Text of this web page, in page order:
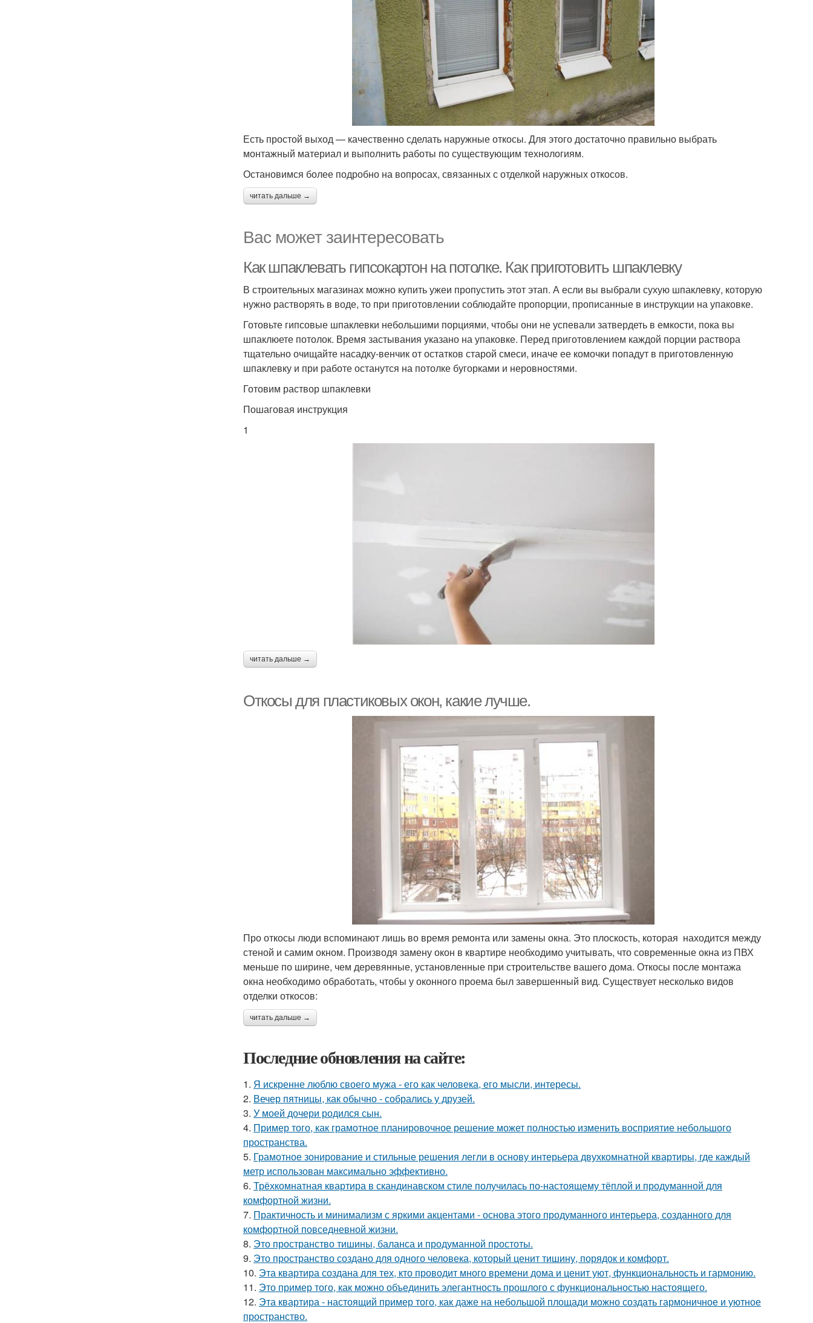
Есть простой выход — качественно сделать наружные откосы. Для этого достаточно правильно выбрать
монтажный материал и выполнить работы по существующим технологиям.
Остановимся более подробно на вопросах, связанных с отделкой наружных откосов.
читать дальше →
Вас может заинтересовать
Как шпаклевать гипсокартон на потолке. Как приготовить шпаклевку
В строительных магазинах можно купить ужеи пропустить этот этап. А если вы выбрали сухую шпаклевку, которую
нужно растворять в воде, то при приготовлении соблюдайте пропорции, прописанные в инструкции на упаковке.
Готовьте гипсовые шпаклевки небольшими порциями, чтобы они не успевали затвердеть в емкости, пока вы
шпаклюете потолок. Время застывания указано на упаковке. Перед приготовлением каждой порции раствора
тщательно очищайте насадку-венчик от остатков старой смеси, иначе ее комочки попадут в приготовленную
шпаклевку и при работе останутся на потолке бугорками и неровностями.
Готовим раствор шпаклевки
Пошаговая инструкция
1
читать дальше →
Откосы для пластиковых окон, какие лучше.
Про откосы люди вспоминают лишь во время ремонта или замены окна. Это плоскость, которая находится между
стеной и самим окном. Производя замену окон в квартире необходимо учитывать, что современные окна из ПВХ
меньше по ширине, чем деревянные, установленные при строительстве вашего дома. Откосы после монтажа
окна необходимо обработать, чтобы у оконного проема был завершенный вид. Существует несколько видов
отделки откосов:
читать дальше →
Последние обновления на сайте:
1. Я искренне люблю своего мужа - его как человека, его мысли, интересы.
2. Вечер пятницы, как обычно - собрались у друзей.
3. У моей дочери родился сын.
4. Пример того, как грамотное планировочное решение может полностью изменить восприятие небольшого
пространства.
5. Грамотное зонирование и стильные решения легли в основу интерьера двухкомнатной квартиры, где каждый
метр использован максимально эффективно.
6. Трёхкомнатная квартира в скандинавском стиле получилась по-настоящему тёплой и продуманной для
комфортной жизни.
7. Практичность и минимализм с яркими акцентами - основа этого продуманного интерьера, созданного для
комфортной повседневной жизни.
8. Это пространство тишины, баланса и продуманной простоты.
9. Это пространство создано для одного человека, который ценит тишину, порядок и комфорт.
10. Эта квартира создана для тех, кто проводит много времени дома и ценит уют, функциональность и гармонию.
11. Это пример того, как можно объединить элегантность прошлого с функциональностью настоящего.
12. Эта квартира - настоящий пример того, как даже на небольшой площади можно создать гармоничное и уютное
пространство.